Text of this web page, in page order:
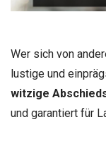
Wer sich von
lustige und
witzige
und garantiert für